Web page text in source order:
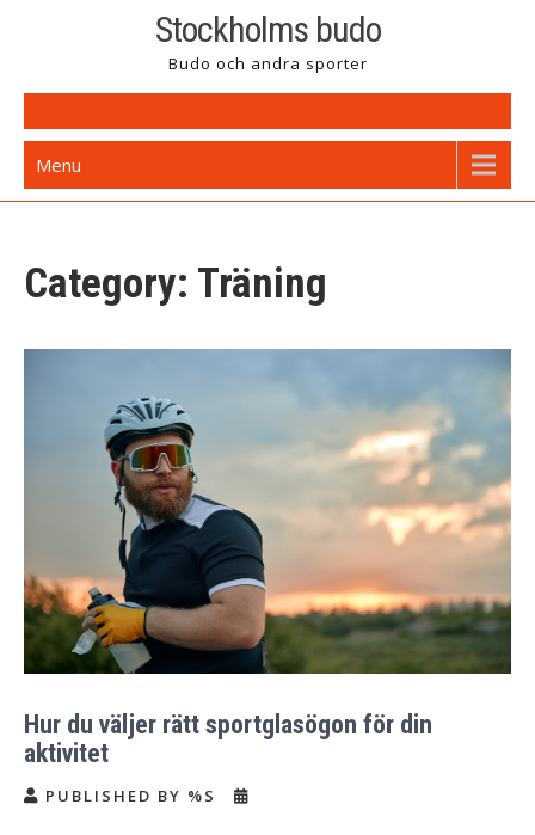
Stockholms budo
Budo och andra sporter
Menu
Category: Träning
Hur du väljer rätt sportglasögon för din
aktivitet
PUBLISHED BY %S